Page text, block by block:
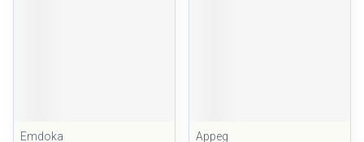
Emdoka Appeg